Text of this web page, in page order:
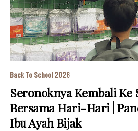
Back To School 2026
Seronoknya Kembali Ke
Bersama Hari-Hari |
Ibu Ayah Bijak